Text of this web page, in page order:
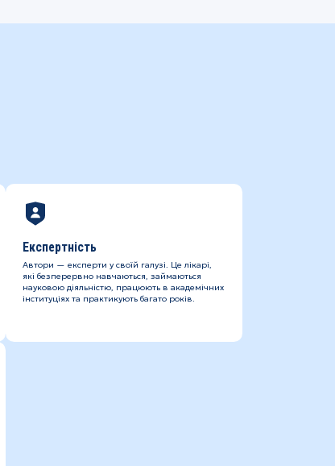
Експертність
Автори — експерти у своїй галузі. Це лікарі,
які безперервно навчаються, займаються
науковою діяльністю, працюють в академічних
інституціях та практикують багато років.